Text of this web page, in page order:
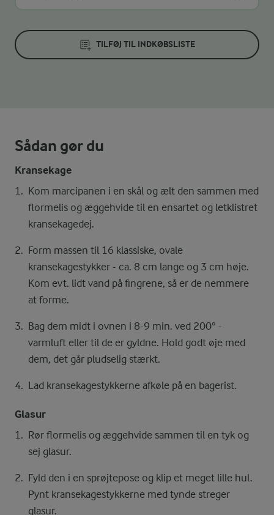
TILFØJ TIL INDKØBSLISTE
Sådan gør du
Kransekage
Kom marcipanen i en skål og ælt den sammen med
flormelis og æggehvide til en ensartet og letklistret
kransekagedej.
Form massen til 16 klassiske, ovale
kransekagestykker - ca. 8 cm lange og 3 cm høje.
Kom evt. lidt vand på fingrene, så er de nemmere
at forme.
Bag dem midt i ovnen i 8-9 min. ved 200° -
varmluft eller til de er gyldne. Hold godt øje med
dem, det går pludselig stærkt.
Lad kransekagestykkerne afkøle på en bagerist.
Glasur
Rør flormelis og æggehvide sammen til en tyk og
sej glasur.
Fyld den i en sprøjtepose og klip et meget lille hul.
Pynt kransekagestykkerne med tynde streger
glasur.